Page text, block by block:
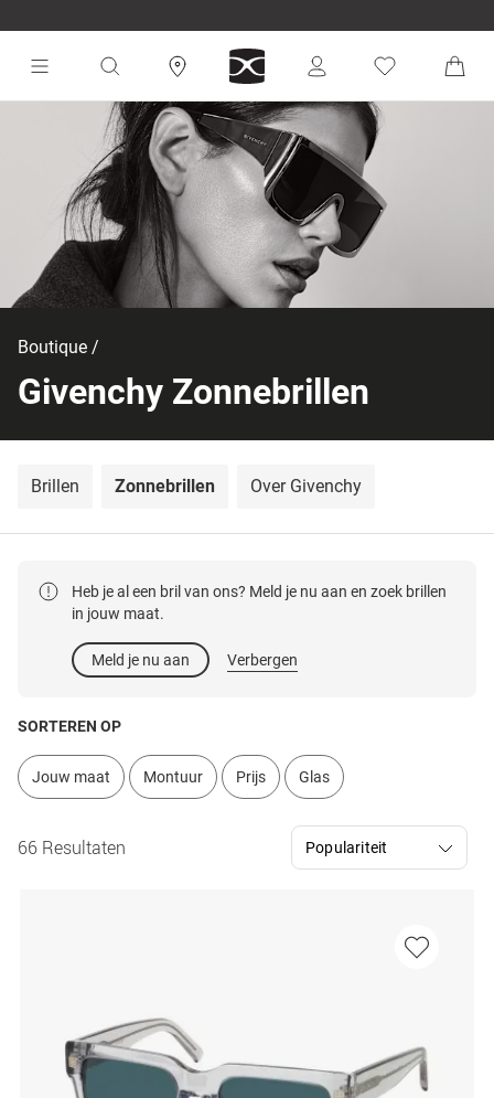
Boutique
Givenchy Zonnebrillen
Brillen Zonnebrillen Over Givenchy
Heb je al een bril van ons? Meld je nu aan en zoek brillen
in jouw maat.
Meld je nu aan Verbergen
SORTEREN OP
Jouw maat Montuur Prijs Glas
66 Resultaten